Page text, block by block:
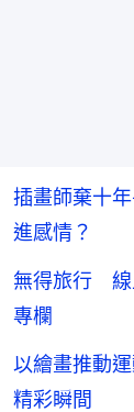
插畫師棄十
進感情？
無得旅行 線
專欄
以繪畫推動
精彩瞬間